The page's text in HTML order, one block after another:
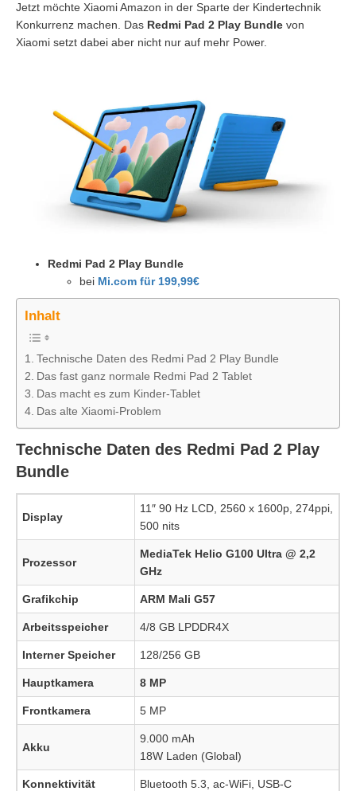
Jetzt möchte Xiaomi Amazon in der Sparte der Kindertechnik
Konkurrenz machen. Das Redmi Pad 2 Play Bundle von
Xiaomi setzt dabei aber nicht nur auf mehr Power.
Redmi Pad 2 Play Bundle
bei Mi.com für 199,99€
Inhalt
Technische Daten des Redmi Pad 2 Play Bundle
Das fast ganz normale Redmi Pad 2 Tablet
Das macht es zum Kinder-Tablet
Das alte Xiaomi-Problem
Technische Daten des Redmi Pad 2 Play
Bundle
Display
11″ 90 Hz LCD, 2560 x 1600p, 274ppi,
500 nits
Prozessor
MediaTek Helio G100 Ultra @ 2,2
GHz
Grafikchip ARM Mali G57
Arbeitsspeicher 4/8 GB LPDDR4X
Interner Speicher 128/256 GB
Hauptkamera 8 MP
Frontkamera 5 MP
Akku
9.000 mAh
18W Laden (Global)
Konnektivität Bluetooth 5.3, ac-WiFi, USB-C